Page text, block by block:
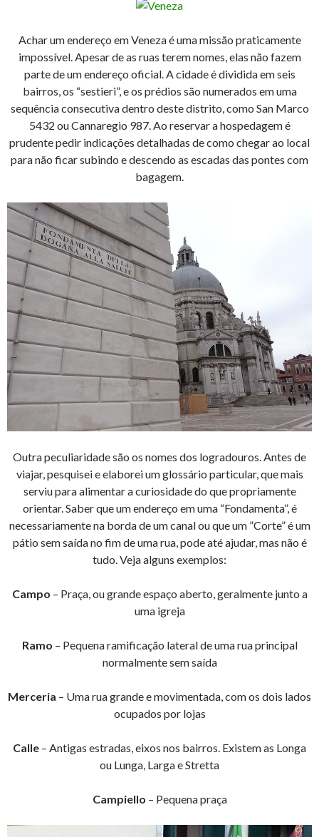
Achar um endereço em Veneza é uma missão praticamente
impossível. Apesar de as ruas terem nomes, elas não fazem
parte de um endereço oficial. A cidade é dividida em seis
bairros, os “sestieri”, e os prédios são numerados em uma
sequência consecutiva dentro deste distrito, como San Marco
5432 ou Cannaregio 987. Ao reservar a hospedagem é
prudente pedir indicações detalhadas de como chegar ao local
para não ficar subindo e descendo as escadas das pontes com
bagagem.
Outra peculiaridade são os nomes dos logradouros. Antes de
viajar, pesquisei e elaborei um glossário particular, que mais
serviu para alimentar a curiosidade do que propriamente
orientar. Saber que um endereço em uma “Fondamenta”, é
necessariamente na borda de um canal ou que um ”Corte” é um
pátio sem saída no fim de uma rua, pode até ajudar, mas não é
tudo. Veja alguns exemplos:
Campo – Praça, ou grande espaço aberto, geralmente junto a
uma igreja
Ramo – Pequena ramificação lateral de uma rua principal
normalmente sem saída
Merceria – Uma rua grande e movimentada, com os dois lados
ocupados por lojas
Calle – Antigas estradas, eixos nos bairros. Existem as Longa
ou Lunga, Larga e Stretta
Campiello – Pequena praça